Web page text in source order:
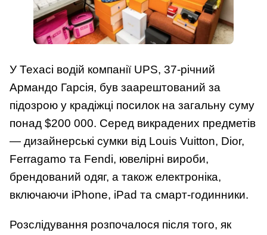
У Техасі водій компанії UPS, 37-річний
Армандо Гарсія, був заарештований за
підозрою у крадіжці посилок на загальну суму
понад $200 000. Серед викрадених предметів
— дизайнерські сумки від Louis Vuitton, Dior,
Ferragamo та Fendi, ювелірні вироби,
брендований одяг, а також електроніка,
включаючи iPhone, iPad та смарт-годинники.
Розслідування розпочалося після того, як